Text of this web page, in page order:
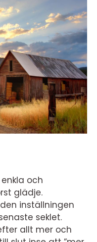
och
glädje.
inställningen
seklet.
allt mer och